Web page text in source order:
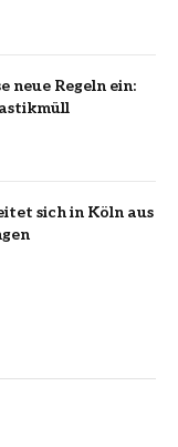
neue Regeln ein:
sich in Köln aus